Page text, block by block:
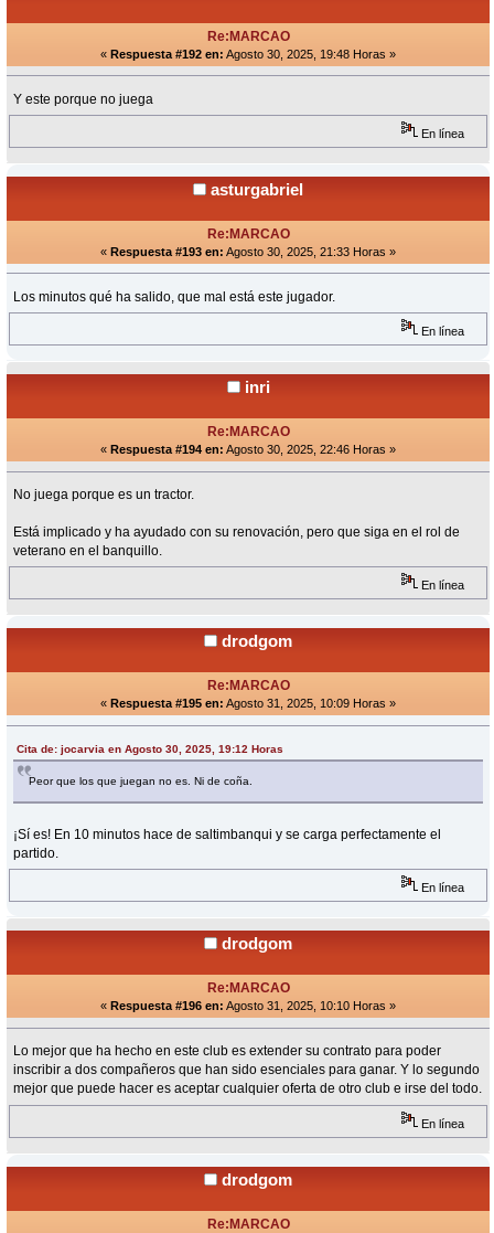
Re:MARCAO
« Respuesta #192 en: Agosto 30, 2025, 19:48 Horas »
Y este porque no juega
En línea
asturgabriel
Re:MARCAO
« Respuesta #193 en: Agosto 30, 2025, 21:33 Horas »
Los minutos qué ha salido, que mal está este jugador.
En línea
inri
Re:MARCAO
« Respuesta #194 en: Agosto 30, 2025, 22:46 Horas »
No juega porque es un tractor.
Está implicado y ha ayudado con su renovación, pero que siga en el rol de
veterano en el banquillo.
En línea
drodgom
Re:MARCAO
« Respuesta #195 en: Agosto 31, 2025, 10:09 Horas »
Cita de: jocarvia en Agosto 30, 2025, 19:12 Horas
Peor que los que juegan no es. Ni de coña.
¡Sí es! En 10 minutos hace de saltimbanqui y se carga perfectamente el
partido.
En línea
drodgom
Re:MARCAO
« Respuesta #196 en: Agosto 31, 2025, 10:10 Horas »
Lo mejor que ha hecho en este club es extender su contrato para poder
inscribir a dos compañeros que han sido esenciales para ganar. Y lo segundo
mejor que puede hacer es aceptar cualquier oferta de otro club e irse del todo.
En línea
drodgom
Re:MARCAO